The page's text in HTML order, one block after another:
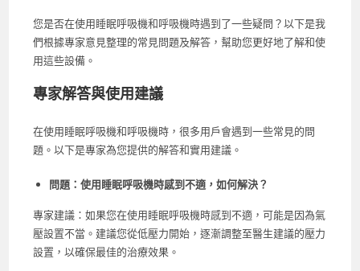
您是否在使用睡眠呼吸機和呼吸機時遇到了一些疑問？以下是我
們根據專家意見整理的常見問題及解答，幫助您更好地了解和使
用這些設備。
專家解答與使用建議
在使用睡眠呼吸機和呼吸機時，很多用戶會遇到一些常見的問
題。以下是專家為您提供的解答和實用建議。
問題：使用睡眠呼吸機時感到不適，如何解決？
專家建議：如果您在使用睡眠呼吸機時感到不適，可能是因為氣
壓設置不當。建議您從低壓力開始，逐漸調整至醫生建議的壓力
設置，以確保最佳的治療效果。